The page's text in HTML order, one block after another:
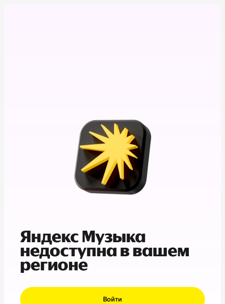
Яндекс Музыка
недоступна в вашем
регионе
Войти